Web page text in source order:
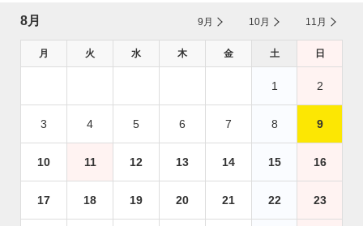
8月 9月 10月 11月
月 火 水 木 金 土 日
1 2
3 4 5 6 7 8 9
10 11 12 13 14 15 16
17 18 19 20 21 22 23